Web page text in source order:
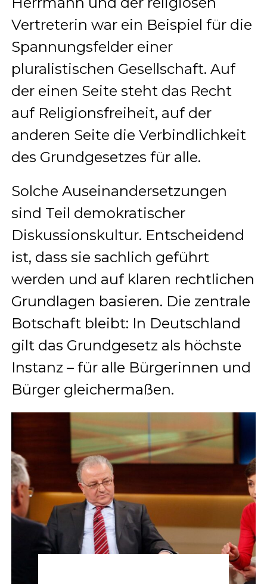
Vertreterin war ein Beispiel für die
Spannungsfelder einer
pluralistischen Gesellschaft. Auf
der einen Seite steht das Recht
auf Religionsfreiheit, auf der
anderen Seite die Verbindlichkeit
des Grundgesetzes für alle.
Solche Auseinandersetzungen
sind Teil demokratischer
Diskussionskultur. Entscheidend
ist, dass sie sachlich geführt
werden und auf klaren rechtlichen
Grundlagen basieren. Die zentrale
Botschaft bleibt: In Deutschland
gilt das Grundgesetz als höchste
Instanz – für alle Bürgerinnen und
Bürger gleichermaßen.